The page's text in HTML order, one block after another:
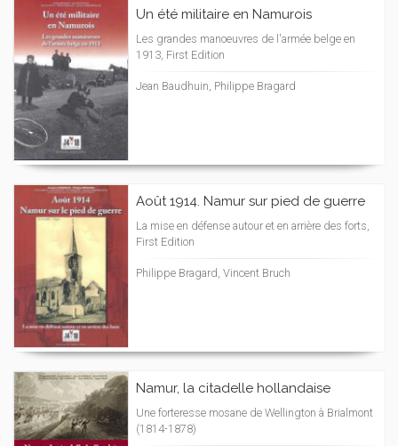
Un été militaire en Namurois
Les grandes manoeuvres de l'armée belge en
1913, First Edition
Jean Baudhuin, Philippe Bragard
Août 1914. Namur sur pied de guerre
La mise en défense autour et en arrière des forts,
First Edition
Philippe Bragard, Vincent Bruch
Namur, la citadelle hollandaise
Une forteresse mosane de Wellington à Brialmont
(1814-1878)